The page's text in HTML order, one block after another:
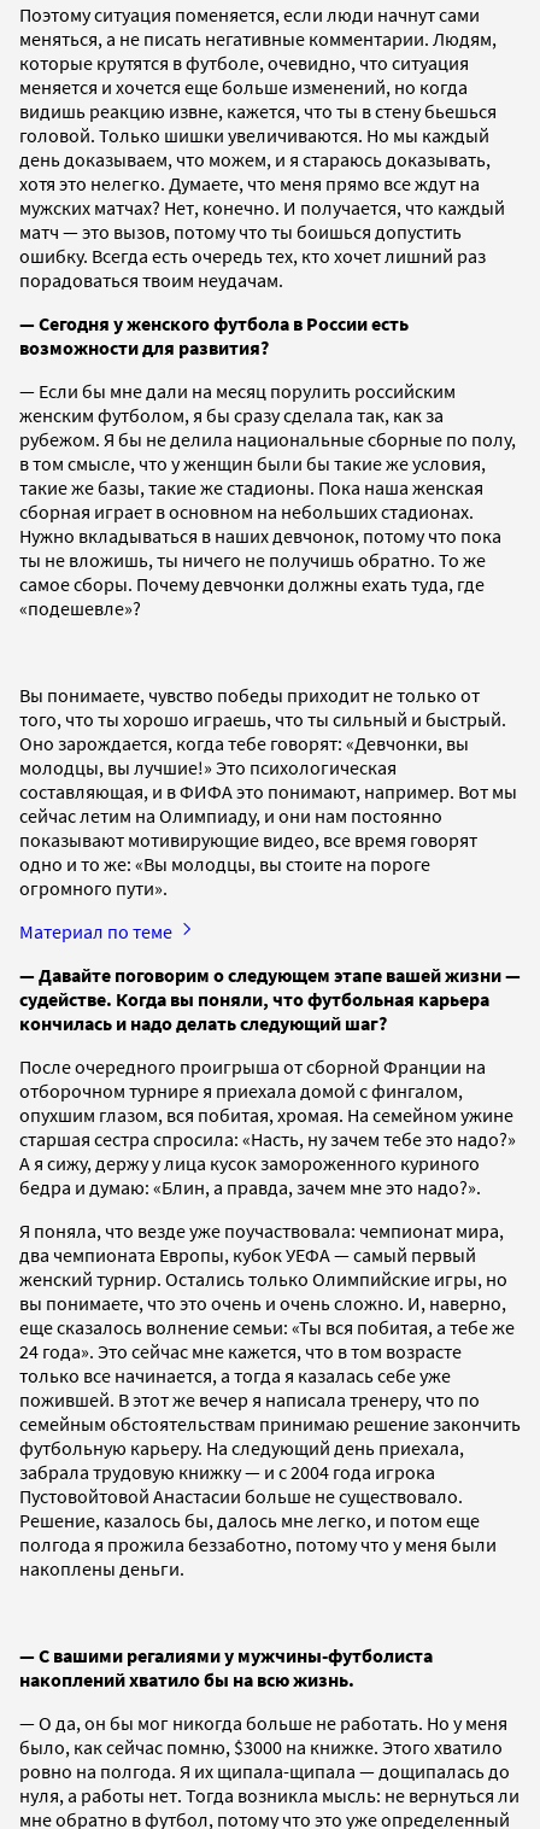
Поэтому ситуация поменяется, если люди начнут сами
меняться, а не писать негативные комментарии. Людям,
которые крутятся в футболе, очевидно, что ситуация
меняется и хочется еще больше изменений, но когда
видишь реакцию извне, кажется, что ты в стену бьешься
головой. Только шишки увеличиваются. Но мы каждый
день доказываем, что можем, и я стараюсь доказывать,
хотя это нелегко. Думаете, что меня прямо все ждут на
мужских матчах? Нет, конечно. И получается, что каждый
матч — это вызов, потому что ты боишься допустить
ошибку. Всегда есть очередь тех, кто хочет лишний раз
порадоваться твоим неудачам.
— Сегодня у женского футбола в России есть
возможности для развития?
— Если бы мне дали на месяц порулить российским
женским футболом, я бы сразу сделала так, как за
рубежом. Я бы не делила национальные сборные по полу,
в том смысле, что у женщин были бы такие же условия,
такие же базы, такие же стадионы. Пока наша женская
сборная играет в основном на небольших стадионах.
Нужно вкладываться в наших девчонок, потому что пока
ты не вложишь, ты ничего не получишь обратно. То же
самое сборы. Почему девчонки должны ехать туда, где
«подешевле»?
Вы понимаете, чувство победы приходит не только от
того, что ты хорошо играешь, что ты сильный и быстрый.
Оно зарождается, когда тебе говорят: «Девчонки, вы
молодцы, вы лучшие!» Это психологическая
составляющая, и в ФИФА это понимают, например. Вот мы
сейчас летим на Олимпиаду, и они нам постоянно
показывают мотивирующие видео, все время говорят
одно и то же: «Вы молодцы, вы стоите на пороге
огромного пути».
Материал по теме
— Давайте поговорим о следующем этапе вашей жизни —
судействе. Когда вы поняли, что футбольная карьера
кончилась и надо делать следующий шаг?
После очередного проигрыша от сборной Франции на
отборочном турнире я приехала домой с фингалом,
опухшим глазом, вся побитая, хромая. На семейном ужине
старшая сестра спросила: «Насть, ну зачем тебе это надо?»
А я сижу, держу у лица кусок замороженного куриного
бедра и думаю: «Блин, а правда, зачем мне это надо?».
Я поняла, что везде уже поучаствовала: чемпионат мира,
два чемпионата Европы, кубок УЕФА — самый первый
женский турнир. Остались только Олимпийские игры, но
вы понимаете, что это очень и очень сложно. И, наверно,
еще сказалось волнение семьи: «Ты вся побитая, а тебе же
24 года». Это сейчас мне кажется, что в том возрасте
только все начинается, а тогда я казалась себе уже
пожившей. В этот же вечер я написала тренеру, что по
семейным обстоятельствам принимаю решение закончить
футбольную карьеру. На следующий день приехала,
забрала трудовую книжку — и с 2004 года игрока
Пустовойтовой Анастасии больше не существовало.
Решение, казалось бы, далось мне легко, и потом еще
полгода я прожила беззаботно, потому что у меня были
накоплены деньги.
— С вашими регалиями у мужчины-футболиста
накоплений хватило бы на всю жизнь.
— О да, он бы мог никогда больше не работать. Но у меня
было, как сейчас помню, $3000 на книжке. Этого хватило
ровно на полгода. Я их щипала-щипала — дощипалась до
нуля, а работы нет. Тогда возникла мысль: не вернуться ли
мне обратно в футбол, потому что это уже определенный